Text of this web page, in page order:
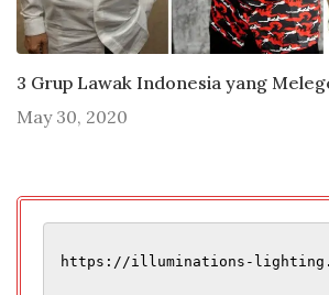
3 Grup Lawak Indonesia yang
May 30, 2020
https://illuminations-